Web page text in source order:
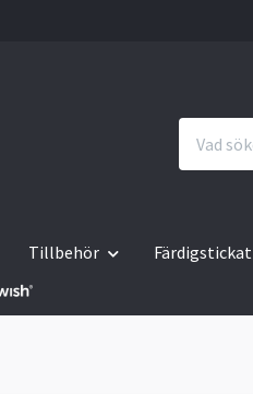
Tillbehör Färdigstickat